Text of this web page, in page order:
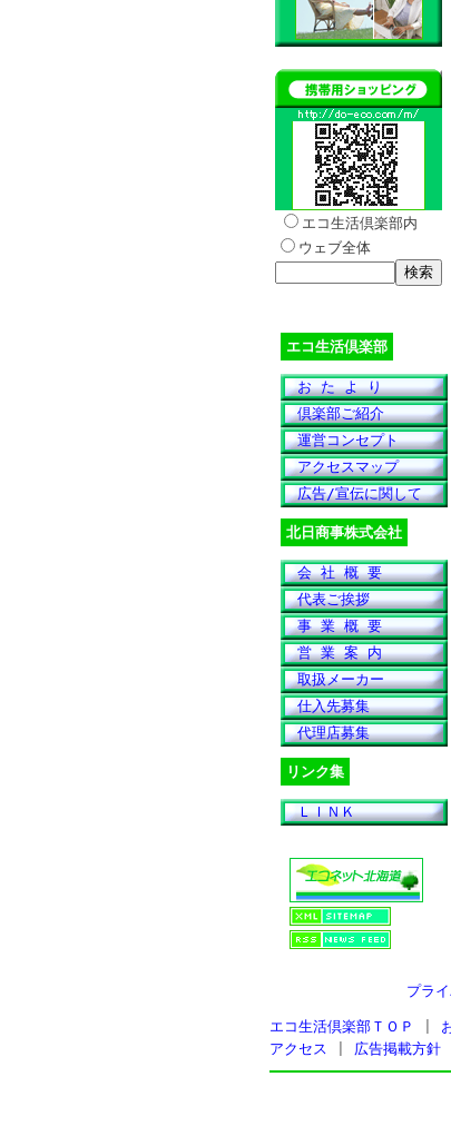
エコ生活倶楽部内
ウェブ全体
エコ生活倶楽部
お た よ り
倶楽部ご紹介
運営コンセプト
アクセスマップ
広告/宣伝に関して
北日商事株式会社
会 社 概 要
代表ご挨拶
事 業 概 要
営 業 案 内
取扱メーカー
仕入先募集
代理店募集
リンク集
ＬＩＮＫ
プラ
エコ生活倶楽部ＴＯＰ
アクセス
広告掲載方針